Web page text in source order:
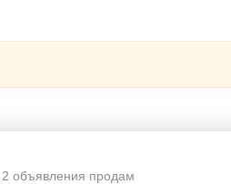
2 объявления продам